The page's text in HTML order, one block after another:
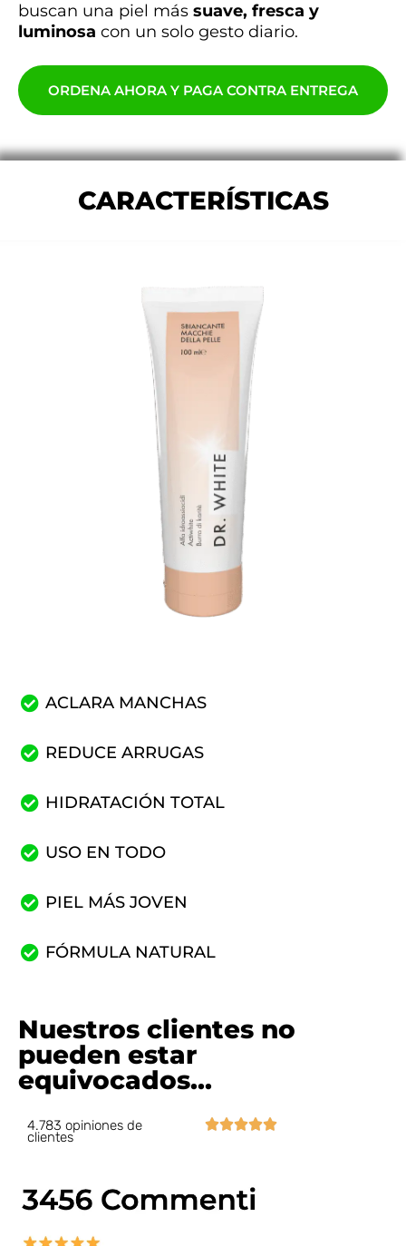
buscan una piel más suave, fresca y
luminosa con un solo gesto diario.
ORDENA AHORA Y PAGA CONTRA ENTREGA
CARACTERÍSTICAS
ACLARA MANCHAS
REDUCE ARRUGAS
HIDRATACIÓN TOTAL
USO EN TODO
PIEL MÁS JOVEN
FÓRMULA NATURAL
Nuestros clientes no
pueden estar
equivocados...
4.783 opiniones de
clientes
